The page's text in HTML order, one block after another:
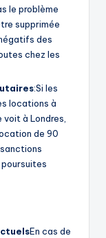
le problème
supprimée
des
chez les
:Si les
locations à
à Londres,
de 90
En cas de